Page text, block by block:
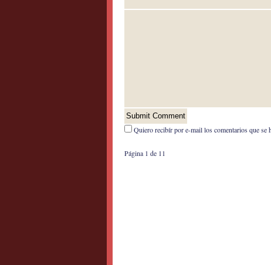
Quiero recibír por e-mail los comentarios que se
Página 1 de 1 1